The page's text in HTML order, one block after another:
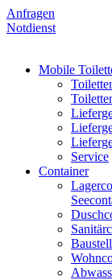
Anfragen
Notdienst
Mobile
Service
Container